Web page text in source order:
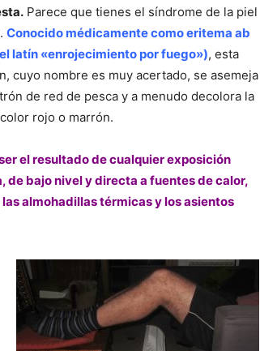
Parece que tienes el síndrome de la piel
Conocido médicamente como eritema ab
latín «enrojecimiento por fuego»), esta
cuyo nombre es muy acertado, se asemeja
de red de pesca y a menudo decolora la
rojo o marrón.
el resultado de cualquier exposición
de bajo nivel y directa a fuentes de calor,
almohadillas térmicas y los asientos